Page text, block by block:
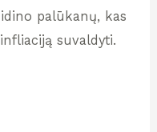
palūkanų, kas
suvaldyti.